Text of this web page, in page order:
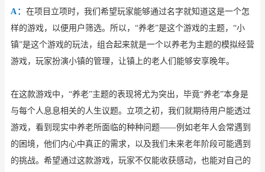
A： 在项目立项时，我们希望玩家能够通过名字就知道这是一个怎
样的游戏，以便用户筛选。所以， “养老”是这个游戏的主题，“小
镇”是这个游戏的玩法，组合起来就是一个以养老为主题的模拟经营
游戏，玩家扮演小镇的管理，让镇上的老人们能够安享晚年。
在这款游戏中， “养老”主题的表现将尤为突出，毕竟“养老”本身是
与每个人息息相关的人生议题。立项之初，我们就期待用户能透过
游戏，看到现实中养老所面临的种种问题——例如老年人会常遇到
的困境，他们内心中真正的需求，以及我们未来老年阶段可能遇到
的挑战。希望通过这款游戏，玩家不仅能收获感动，也能对自己的